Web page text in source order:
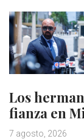
Los
fianza en
7 agosto, 2026